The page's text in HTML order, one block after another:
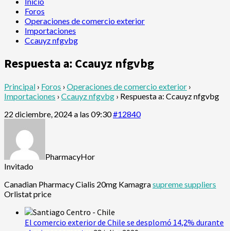
Foros
Operaciones de comercio exterior
Importaciones
Ccauyz nfgvbg
Respuesta a: Ccauyz nfgvbg
Principal › Foros › Operaciones de comercio exterior ›
Importaciones › Ccauyz nfgvbg › Respuesta a: Ccauyz nfgvbg
22 diciembre, 2024 a las 09:30#12840
PharmacyHor
Invitado
Canadian Pharmacy Cialis 20mg Kamagrasupreme suppliers
Orlistat price
El comercio exterior de Chile se desplomó 14,2% durante